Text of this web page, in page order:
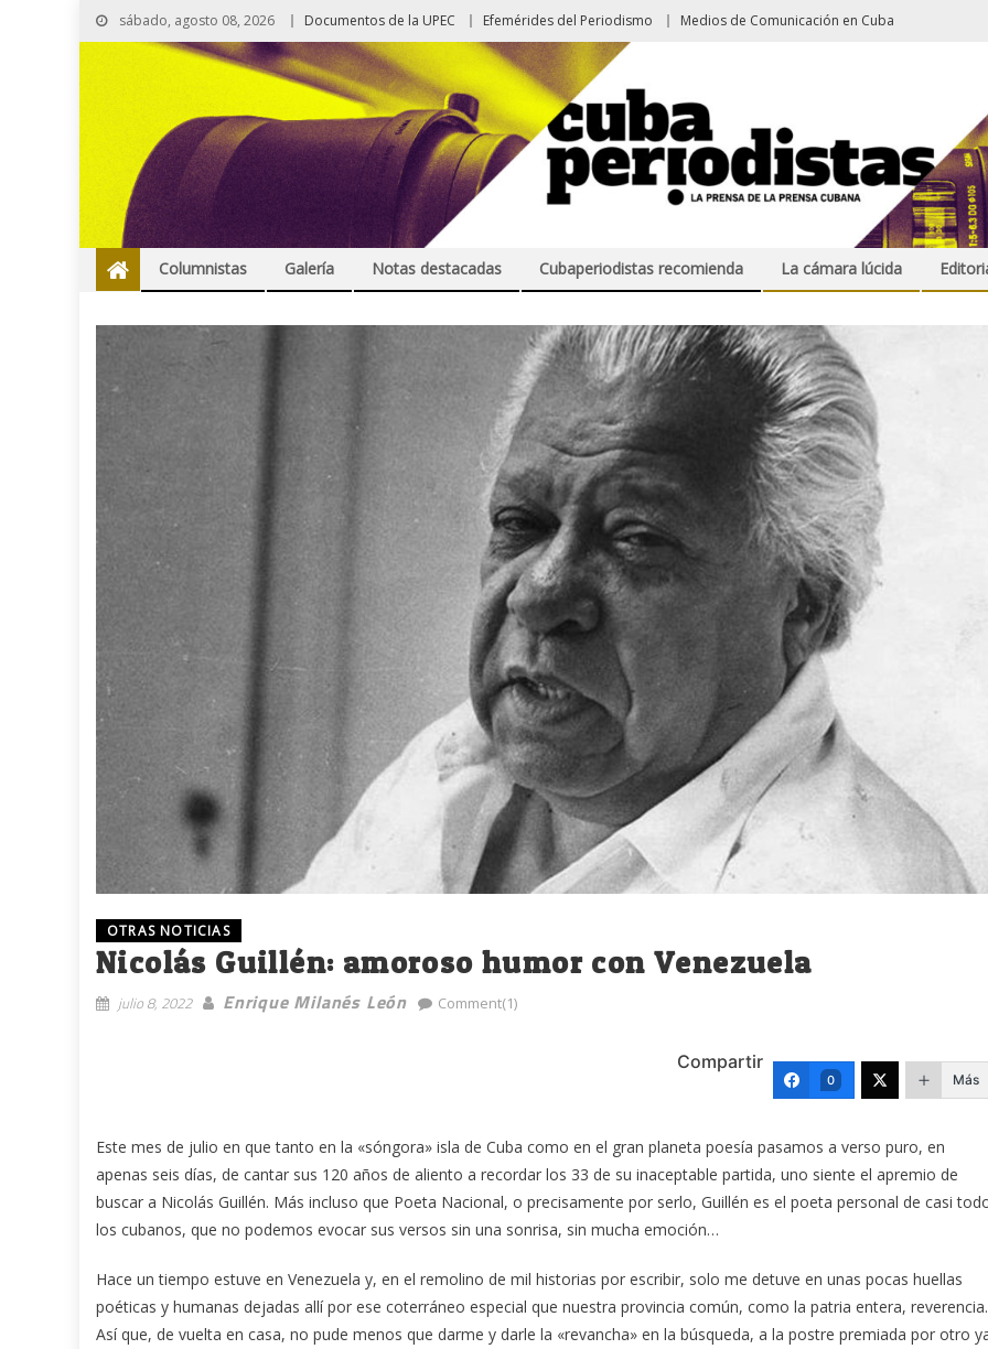
sábado, agosto 08, 2026 Documentos de la UPEC Efemérides del Periodismo Medios de Comunicación en Cuba
Columnistas Galería Notas destacadas Cubaperiodistas recomienda La cámara lúcida
OTRAS NOTICIAS
Nicolás Guillén: amoroso humor con Venezuela
julio 8, 2022 Enrique Milanés León Comment(1)
Compartir
0 Más
Este mes de julio en que tanto en la «sóngora» isla de Cuba como en el gran planeta poesía pasamos a verso puro, en
apenas seis días, de cantar sus 120 años de aliento a recordar los 33 de su inaceptable partida, uno siente el apremio de
buscar a Nicolás Guillén. Más incluso que Poeta Nacional, o precisamente por serlo, Guillén es el poeta personal de casi
los cubanos, que no podemos evocar sus versos sin una sonrisa, sin mucha emoción…
Hace un tiempo estuve en Venezuela y, en el remolino de mil historias por escribir, solo me detuve en unas pocas huellas
poéticas y humanas dejadas allí por ese coterráneo especial que nuestra provincia común, como la patria entera, reverencia.
Así que, de vuelta en casa, no pude menos que darme y darle la «revancha» en la búsqueda, a la postre premiada por otro